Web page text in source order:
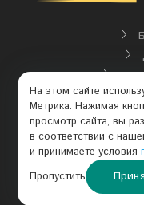
На этом сайте
Метрика. Нажимая
просмотр сайта, вы
в соответствии с
и принимаете условия
Пропустить